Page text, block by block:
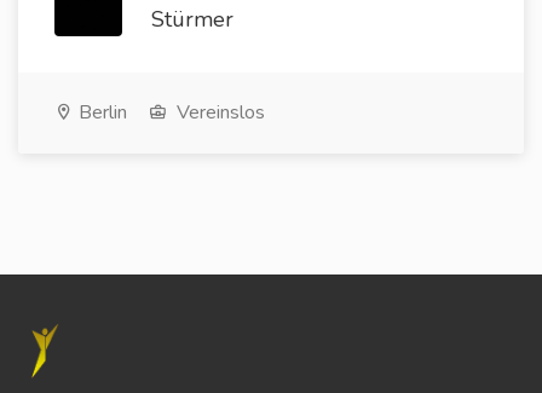
Stürmer
Berlin Vereinslos